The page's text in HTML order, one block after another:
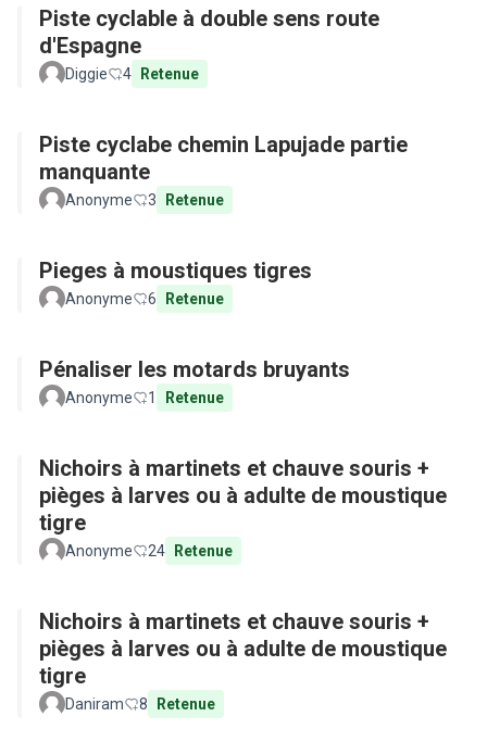
Piste cyclable à double sens route
d'Espagne
Diggie 4 Retenue
Piste cyclabe chemin Lapujade partie
manquante
Anonyme 3 Retenue
Pieges à moustiques tigres
Anonyme 6 Retenue
Pénaliser les motards bruyants
Anonyme 1 Retenue
Nichoirs à martinets et chauve souris +
pièges à larves ou à adulte de moustique
tigre
Anonyme 24 Retenue
Nichoirs à martinets et chauve souris +
pièges à larves ou à adulte de moustique
tigre
Daniram 8 Retenue